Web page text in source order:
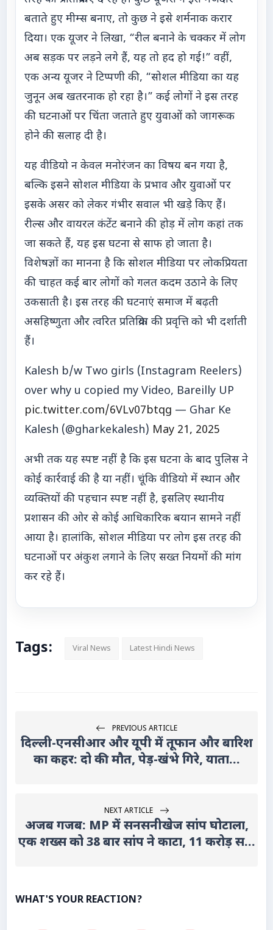
बताते हुए मीम्स बनाए, तो कुछ ने इसे शर्मनाक करार
दिया। एक यूजर ने लिखा, “रील बनाने के चक्कर में लोग
अब सड़क पर लड़ने लगे हैं, यह तो हद हो गई!” वहीं,
एक अन्य यूजर ने टिप्पणी की, “सोशल मीडिया का यह
जुनून अब खतरनाक हो रहा है।” कई लोगों ने इस तरह
की घटनाओं पर चिंता जताते हुए युवाओं को जागरूक
होने की सलाह दी है।
यह वीडियो न केवल मनोरंजन का विषय बन गया है,
बल्कि इसने सोशल मीडिया के प्रभाव और युवाओं पर
इसके असर को लेकर गंभीर सवाल भी खड़े किए हैं।
रील्स और वायरल कंटेंट बनाने की होड़ में लोग कहां तक
जा सकते हैं, यह इस घटना से साफ हो जाता है।
विशेषज्ञों का मानना है कि सोशल मीडिया पर लोकप्रियता
की चाहत कई बार लोगों को गलत कदम उठाने के लिए
उकसाती है। इस तरह की घटनाएं समाज में बढ़ती
असहिष्णुता और त्वरित प्रतिक्रिया की प्रवृत्ति को भी दर्शाती
हैं।
Kalesh b/w Two girls (Instagram Reelers)
over why u copied my Video, Bareilly UP
pic.twitter.com/6VLv07btqg — Ghar Ke
Kalesh (@gharkekalesh) May 21, 2025
अभी तक यह स्पष्ट नहीं है कि इस घटना के बाद पुलिस ने
कोई कार्रवाई की है या नहीं। चूंकि वीडियो में स्थान और
व्यक्तियों की पहचान स्पष्ट नहीं है, इसलिए स्थानीय
प्रशासन की ओर से कोई आधिकारिक बयान सामने नहीं
आया है। हालांकि, सोशल मीडिया पर लोग इस तरह की
घटनाओं पर अंकुश लगाने के लिए सख्त नियमों की मांग
कर रहे हैं।
Tags: Viral News Latest Hindi News
PREVIOUS ARTICLE
दिल्ली-एनसीआर और यूपी में तूफान और बारिश
का कहर: दो की मौत, पेड़-खंभे गिरे, याता...
NEXT ARTICLE
अजब गजब: MP में सनसनीखेज सांप घोटाला,
एक शख्स को 38 बार सांप ने काटा, 11 करोड़ स...
WHAT'S YOUR REACTION?